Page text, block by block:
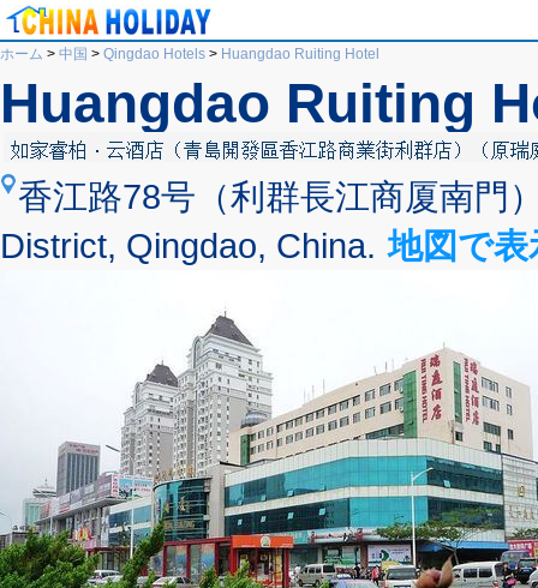
ホーム > 中国 > Qingdao Hotels > Huangdao Ruiting Hotel
Huangdao Ruiting
香江路78号（利群長江商厦南門
District, Qingdao, China. 地図で表